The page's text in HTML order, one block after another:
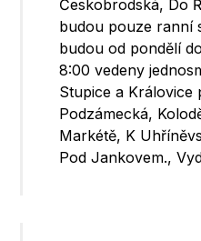
Českobrodská, Do
budou pouze ranní
budou od pondělí
8:00 vedeny
Stupice a Královice
Podzámecká,
Markétě, K
Pod Jankovem.,